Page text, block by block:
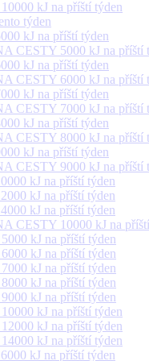
kJ na příští týden
týden
kJ na příští týden
CESTY 5000 kJ na příští
kJ na příští týden
CESTY 6000 kJ na příští
kJ na příští týden
CESTY 7000 kJ na příští
kJ na příští týden
CESTY 8000 kJ na příští
kJ na příští týden
CESTY 9000 kJ na příští
kJ na příští týden
kJ na příští týden
kJ na příští týden
CESTY 10000 kJ na
kJ na příští týden
kJ na příští týden
kJ na příští týden
kJ na příští týden
kJ na příští týden
kJ na příští týden
kJ na příští týden
kJ na příští týden
kJ na příští týden